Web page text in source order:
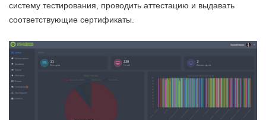
систему тестирования, проводить аттестацию и выдавать
соответствующие сертификаты.